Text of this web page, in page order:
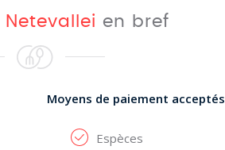
Netevallei en bref
Moyens de paiement acceptés
Espèces